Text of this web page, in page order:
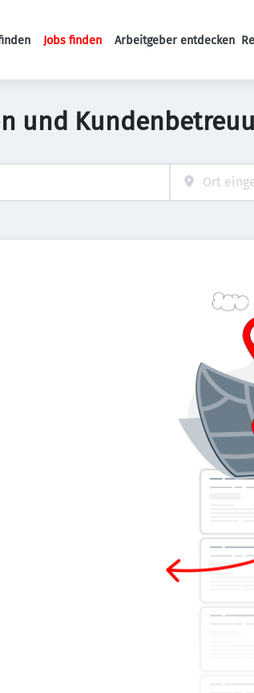
Haupt-Navigation
Jobs finden Arbeitgeber entdecken
und